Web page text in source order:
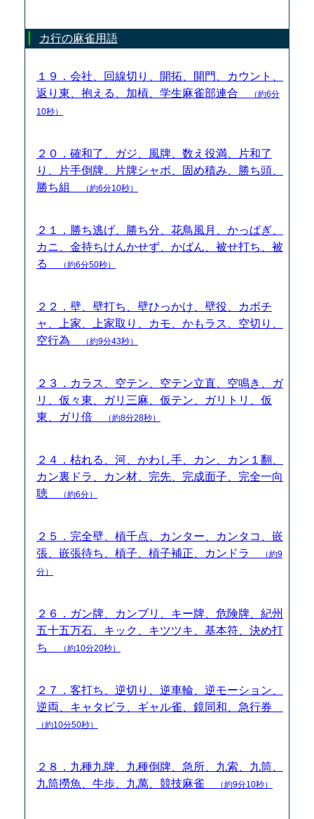
カ行の麻雀用語
１９．会社、回線切り、開拓、開門、カウント、
返り東、抱える、加槓、学生麻雀部連合
（約6分
10秒）
２０．確和了、ガジ、風牌、数え役満、片和了
り、片手倒牌、片牌シャボ、固め積み、勝ち頭、
勝ち組
（約6分10秒）
２１．勝ち逃げ、勝ち分、花鳥風月、かっぱぎ、
カニ、金持ちけんかせず、かばん、被せ打ち、被
る
（約6分50秒）
２２．壁、壁打ち、壁ひっかけ、壁役、カボチ
ャ、上家、上家取り、カモ、かもラス、空切り、
空行為
（約9分43秒）
２３．カラス、空テン、空テン立直、空鳴き、ガ
リ、仮々東、ガリ三麻、仮テン、ガリトリ、仮
東、ガリ倍
（約8分28秒）
２４．枯れる、河、かわし手、カン、カン１翻、
カン裏ドラ、カン材、完先、完成面子、完全一向
聴
（約6分）
２５．完全壁、槓千点、カンター、カンタコ、嵌
張、嵌張待ち、槓子、槓子補正、カンドラ
（約9
分）
２６．ガン牌、カンブリ、キー牌、危険牌、紀州
五十五万石、キック、キツツキ、基本符、決め打
ち
（約10分20秒）
２７．客打ち、逆切り、逆車輪、逆モーション、
逆両、キャタピラ、ギャル雀、鏡同和、急行券
（約10分50秒）
２８．九種九牌、九種倒牌、急所、九索、九筒、
九筒撈魚、牛歩、九萬、競技麻雀
（約9分10秒）